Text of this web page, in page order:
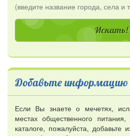
(введите название города, села и
Добавьте информацию
Если Вы знаете о мечетях,
местах общественного
каталоге, пожалуйста, добавьте